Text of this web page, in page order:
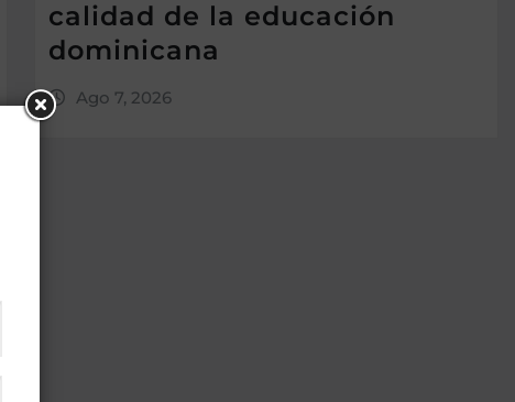
calidad de la educación
dominicana
Ago 7, 2026